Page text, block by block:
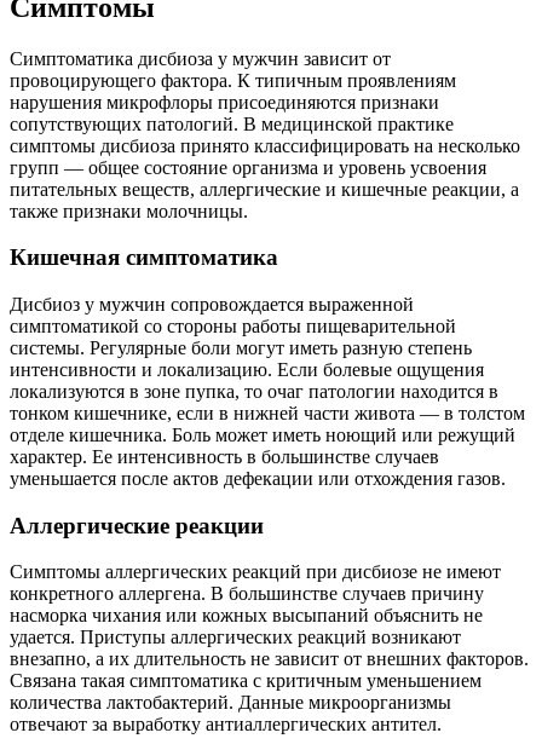
Симптомы
Симптоматика дисбиоза у мужчин зависит от
провоцирующего фактора. К типичным проявлениям
нарушения микрофлоры присоединяются признаки
сопутствующих патологий. В медицинской практике
симптомы дисбиоза принято классифицировать на несколько
групп — общее состояние организма и уровень усвоения
питательных веществ, аллергические и кишечные реакции, а
также признаки молочницы.
Кишечная симптоматика
Дисбиоз у мужчин сопровождается выраженной
симптоматикой со стороны работы пищеварительной
системы. Регулярные боли могут иметь разную степень
интенсивности и локализацию. Если болевые ощущения
локализуются в зоне пупка, то очаг патологии находится в
тонком кишечнике, если в нижней части живота — в толстом
отделе кишечника. Боль может иметь ноющий или режущий
характер. Ее интенсивность в большинстве случаев
уменьшается после актов дефекации или отхождения газов.
Аллергические реакции
Симптомы аллергических реакций при дисбиозе не имеют
конкретного аллергена. В большинстве случаев причину
насморка чихания или кожных высыпаний объяснить не
удается. Приступы аллергических реакций возникают
внезапно, а их длительность не зависит от внешних факторов.
Связана такая симптоматика с критичным уменьшением
количества лактобактерий. Данные микроорганизмы
отвечают за выработку антиаллергических антител.